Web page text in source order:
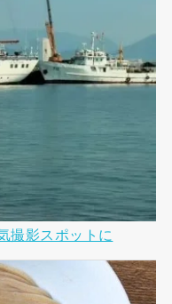
撮影スポットに